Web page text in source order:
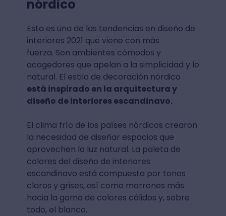
nórdico
Esta es una de las tendencias en diseño de
interiores 2021 que viene con más
fuerza. Son ambientes cómodos y
acogedores que apelan a la simplicidad y lo
natural. El estilo de decoración nórdico
está inspirado en la arquitectura y
diseño de interiores escandinavo.
El clima frío de los países nórdicos crearon
la necesidad de diseñar espacios que
aprovechen la luz natural. La paleta de
colores del diseño de interiores
escandinavo está compuesta por tonos
claros y grises, así como marrones más
hacia la gama de colores cálidos y, sobre
todo, el blanco.